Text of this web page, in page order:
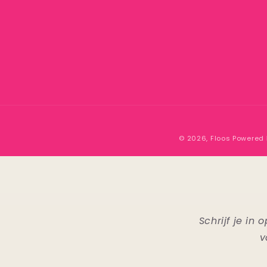
© 2026, Floos Powered
Schrijf je in